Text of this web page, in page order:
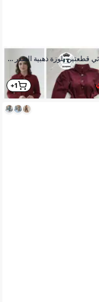
طقم نسائي قطعتين بلوزة ذهبية الصدر وبنطلون واسع حرير باربي
1+